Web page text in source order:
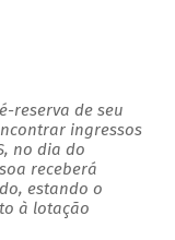
reserva de seu
ingressos
no dia do
receberá
estando o
à lotação